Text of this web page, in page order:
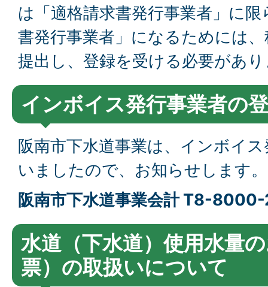
は「適格請求書発行事業者」に
書発行事業者」になるためには
提出し、登録を受ける必要があ
インボイス発行事業者の
阪南市下水道事業は、インボイ
いましたので、お知らせします。
阪南市下水道事業会計 T8-
水道（下水道）使用水量
票）の取扱いについて